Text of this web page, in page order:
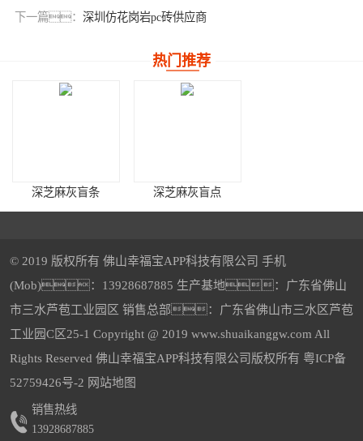
下一篇： 深圳仿花岗岩pc砖供应商
热门推荐
深芝麻灰盲条 深芝麻灰盲点
樱花红仿石幸福宝APP污版下载透水砖 中灰幸福宝APP污版下载透水砖
© 2019 版权所有 佛山幸福宝APP科技有限公司 手机
(Mob)：13928687885 生产基地：广东省佛山
市三水芦苞工业园区 销售总部：广东省佛山市三水区芦苞
工业园C区25-1 Copyright @ 2019 www.shuaikanggw.com All
Rights Reserved 佛山幸福宝APP科技有限公司版权所有 粤ICP备
52759426号-2 网站地图
销售热线
13928687885